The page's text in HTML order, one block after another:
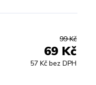
99 Kč
69 Kč
57 Kč bez DPH